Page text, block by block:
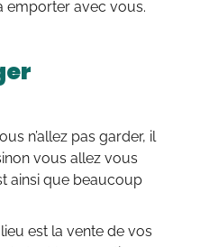
emporter avec vous.
n’allez pas garder, il
vous allez vous
ainsi que beaucoup
est la vente de vos